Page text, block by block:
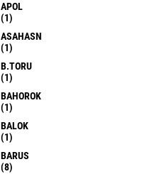
APOL
(1)
ASAHASN
(1)
B.TORU
(1)
BAHOROK
(1)
BALOK
(1)
BARUS
(8)